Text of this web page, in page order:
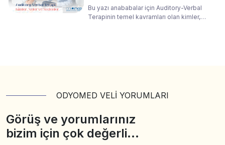
Bu yazı anababalar için Auditory-Verbal
Terapinin temel kavramları olan kimler,
ODYOMED VELİ YORUMLARI
Görüş ve yorumlarınız
bizim için çok değerli…